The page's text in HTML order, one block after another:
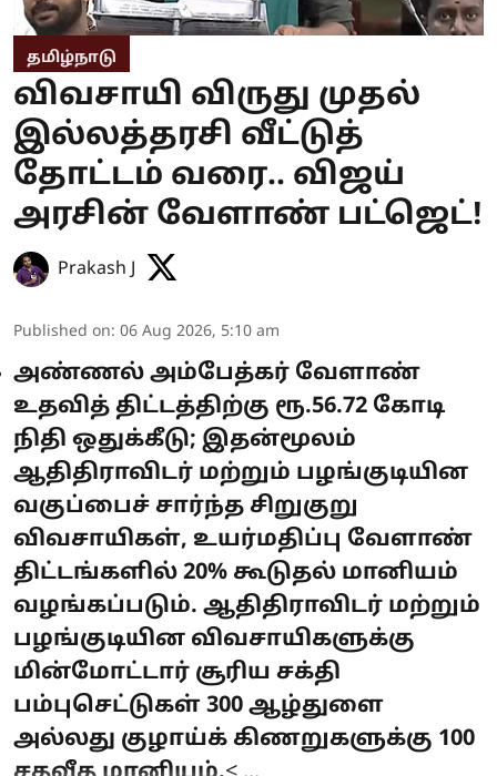
தமிழ்நாடு
விவசாயி விருது முதல்
இல்லத்தரசி வீட்டுத்
தோட்டம் வரை.. விஜய்
அரசின் வேளாண் பட்ஜெட்!
Prakash J
Published on: 06 Aug 2026, 5:10 am
அண்ணல் அம்பேத்கர் வேளாண்
உதவித் திட்டத்திற்கு ரூ.56.72 கோடி
நிதி ஒதுக்கீடு; இதன்மூலம்
ஆதிதிராவிடர் மற்றும் பழங்குடியின
வகுப்பைச் சார்ந்த சிறுகுறு
விவசாயிகள், உயர்மதிப்பு வேளாண்
திட்டங்களில் 20% கூடுதல் மானியம்
வழங்கப்படும். ஆதிதிராவிடர் மற்றும்
பழங்குடியின விவசாயிகளுக்கு
மின்மோட்டார் சூரிய சக்தி
பம்புசெட்டுகள் 300 ஆழ்துளை
அல்லது குழாய்க் கிணறுகளுக்கு 100